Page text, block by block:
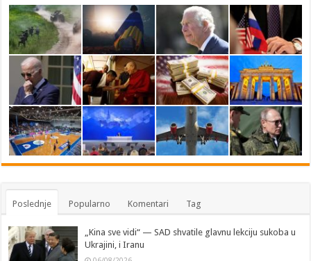
Poslednje Popularno Komentari Tag
„Kina sve vidi“ — SAD shvatile glavnu lekciju sukoba u
Ukrajini, i Iranu